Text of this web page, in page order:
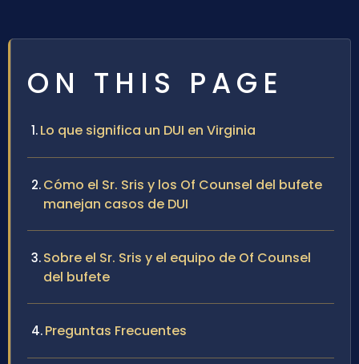
ON THIS PAGE
Lo que significa un DUI en Virginia
Cómo el Sr. Sris y los Of Counsel del bufete
manejan casos de DUI
Sobre el Sr. Sris y el equipo de Of Counsel
del bufete
Preguntas Frecuentes